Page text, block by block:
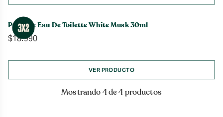
Perfume Eau De Toilette White Musk 30ml
$18.990
VER PRODUCTO
Mostrando 4 de 4 productos